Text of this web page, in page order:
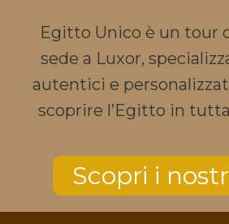
Egitto Unico è un tour
sede a Luxor,
autentici e
scoprire l’Egitto in
Scopri i